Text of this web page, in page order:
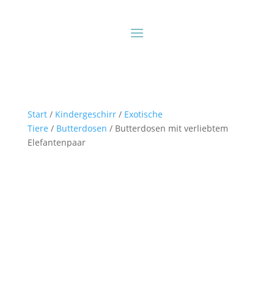
Start/ Kindergeschirr/ Exotische
Tiere / Butterdosen / Butterdosen mit verliebtem
Elefantenpaar